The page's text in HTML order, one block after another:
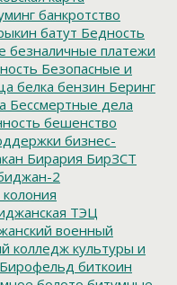
банкротство
батут Бедность
безналичные платежи
Безопасные и
белка бензин Беринг
Бессмертные дела
бешенство
бизнес-
Бирария БирЗСТ
2
ТЭЦ
военный
колледж культуры и
Бирофельд биткоин